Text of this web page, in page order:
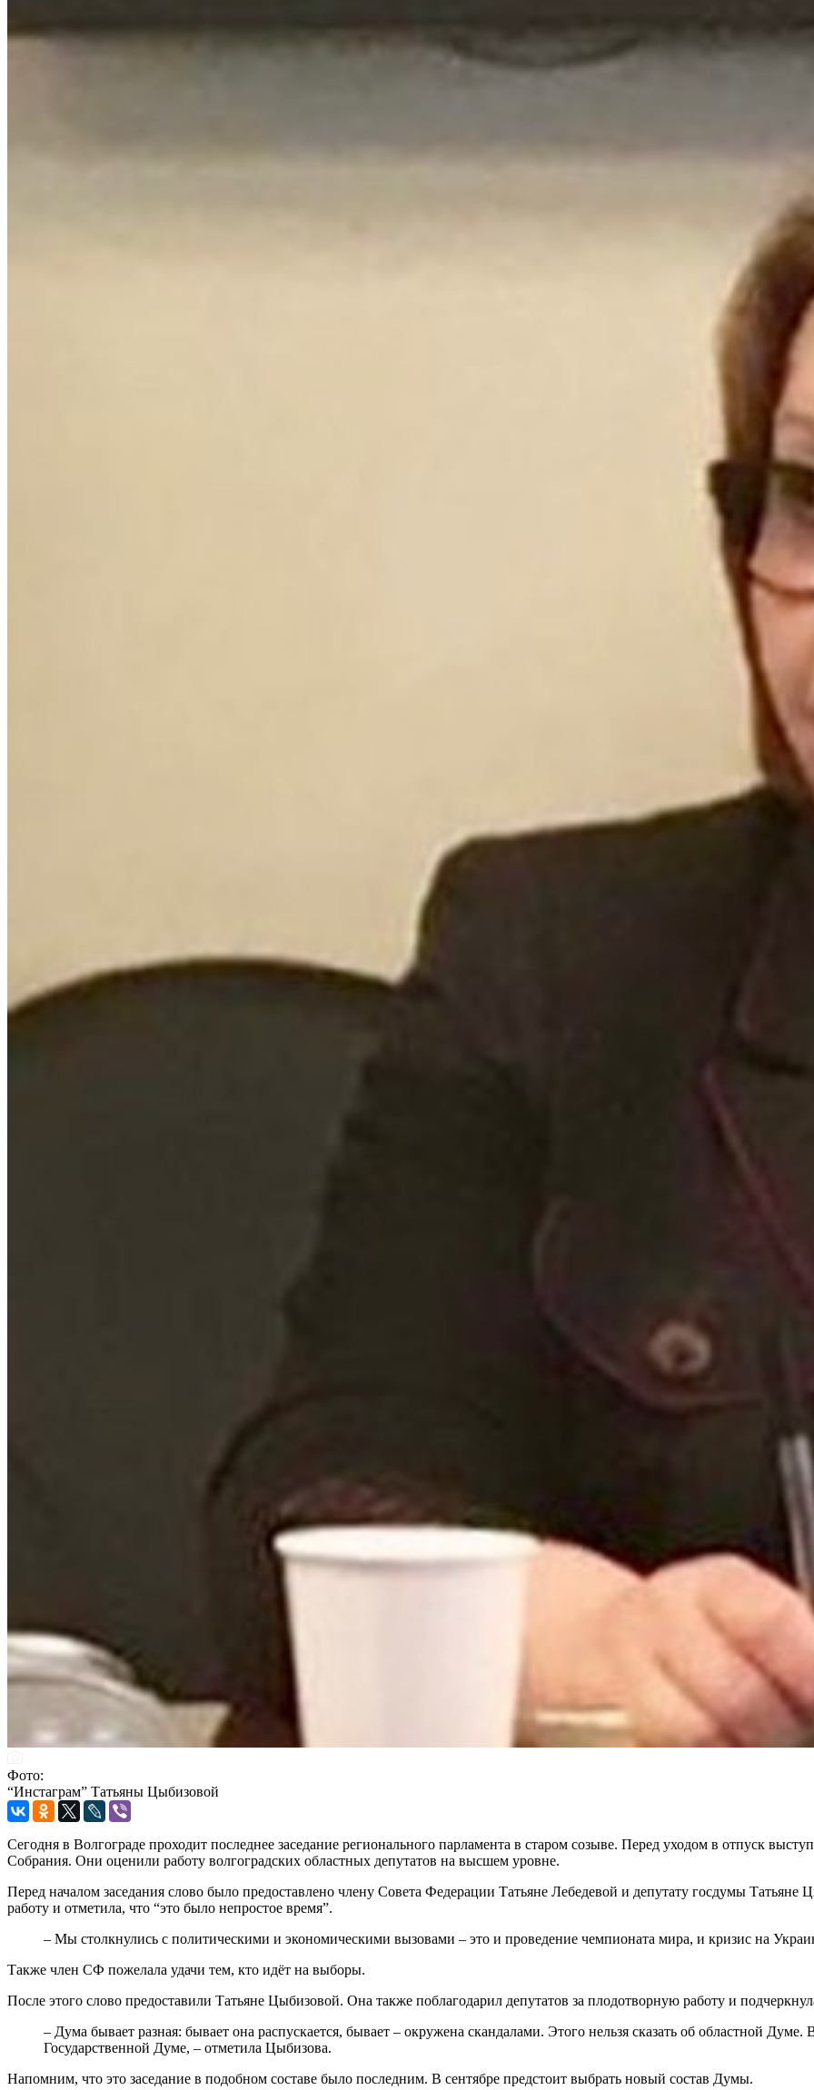
Фото:
“Инстаграм” Татьяны Цыбизовой
Сегодня в Волгограде проходит последнее заседание регионального парламента в старом созыве. Перед уходом в отпуск
Собрания. Они оценили работу волгоградских областных депутатов на высшем уровне.
Перед началом заседания слово было предоставлено члену Совета Федерации Татьяне Лебедевой и депутату госдумы Татьяне
работу и отметила, что “это было непростое время”.
– Мы столкнулись с политическими и экономическими вызовами – это и проведение чемпионата мира, и кризис на
Также член СФ пожелала удачи тем, кто идёт на выборы.
После этого слово предоставили Татьяне Цыбизовой. Она также поблагодарил депутатов за плодотворную работу и
– Дума бывает разная: бывает она распускается, бывает – окружена скандалами. Этого нельзя сказать об областной
Государственной Думе, – отметила Цыбизова.
Напомним, что это заседание в подобном составе было последним. В сентябре предстоит выбрать новый состав Думы.